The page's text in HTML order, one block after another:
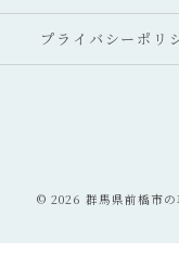
プライバシーポリ
© 2026 群馬県前橋市